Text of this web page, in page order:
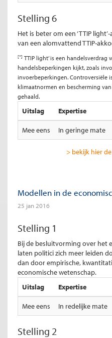
Stelling 6
Het is beter om een ‘TTIP
van een alomvattend TTIP-
[*] TTIP light’ is een
handelsbeperkingen kijkt, zoals
invoerbeperkingen. Controversiële
klimaatnormen en bescherming
gehaald.
Uitslag Expertise
Mee eens In geringe mate
> bekijk hier
Modellen in de
25 jan 2016
Stelling 1
Bij de besluitvorming over het
laten politici zich meer leiden
dan door empirische,
economische wetenschap.
Uitslag
Expertise
Mee eens In redelijke mate
Stelling 2